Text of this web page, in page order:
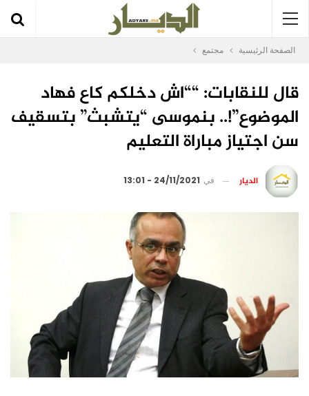
الصفحة الرئيسية مجتمع
قال للنقابات: ““اش دخلكم كاع فهاد
الموضوع”!.. بنموسى “يتشبث” بتسقيف
سن اجتياز مباراة التعليم
الديار في 24/11/2021 - 13:01